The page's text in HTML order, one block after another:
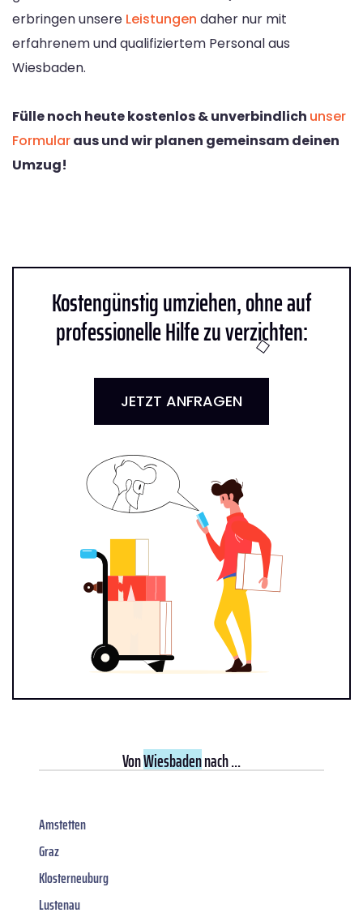
erbringen unsere Leistungen daher nur mit
erfahrenem und qualifiziertem Personal aus
Wiesbaden.
Fülle noch heute kostenlos & unverbindlich unser
Formularaus und wir planen gemeinsam deinen
Umzug!
Kostengünstig umziehen, ohne auf
professionelle Hilfe zu verzichten:
JETZT ANFRAGEN
VonWiesbadennach ...
Amstetten
Graz
Klosterneuburg
Lustenau